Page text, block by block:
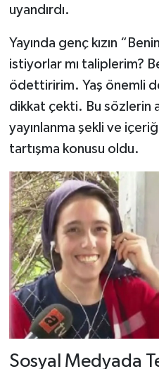
uyandırdı.
Yayında genç kızın
istiyorlar mı taliplerim?
ödettiririm. Yaş önemli
dikkat çekti. Bu sözlerin
yayınlanma şekli ve
tartışma konusu oldu.
Sosyal Medyada
Dünya Haberleri
Yerel Haberler
Haber Arşivi